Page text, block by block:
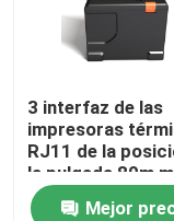
3 interfaz de las
impresoras
RJ11 de la
la pulgada 80m
el cortador auto
Mejor